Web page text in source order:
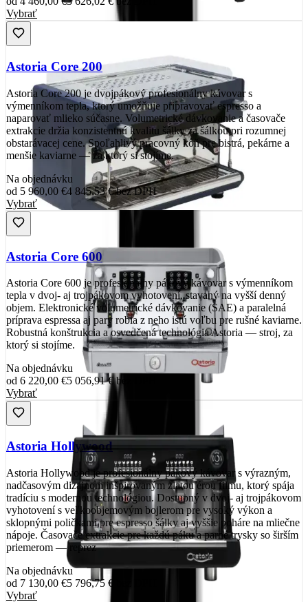
Vybrať
Astoria Core 200
Astoria Core 200 je dvojpákový profesionálny kávovar s
výmenníkom tepla, ktorý umožňuje pripravovať espresso a
naparovať mlieko súčasne. Volumetrické dávkovanie a časovače
extrakcie držia konzistentnú kvalitu šálky za šálkou pri rozumnej
obstarávacej cene. Spoľahlivý pracovný kôň pre bistrá, pekárne a
menšie kaviarne — za ktorý si stojíme.
Na objednávku
od 5 960,00 €4 845,53 €bez DPH
Vybrať
Astoria Core 600
Astoria Core 600 je profesionálny pákový kávovar s výmenníkom
tepla v dvoj- aj trojpákovom vyhotovení, stavaný na vyšší denný
objem. Elektronické volumetrické dávkovanie (SAE) a paralelná
príprava espressa aj pary robia z neho istú voľbu pre rušné kaviarne.
Robustná konštrukcia a osvedčená technológia Astoria — stroj, za
ktorý si stojíme.
Na objednávku
od 6 220,00 €5 056,91 €bez DPH
Vybrať
Astoria Hollywood
Astoria Hollywood je profesionálny pákový kávovar s výrazným,
nadčasovým dizajnom inšpirovaným zlatou érou filmu, ktorý spája
tradíciu s modernou technológiou. Dostupný v dvoj- aj trojpákovom
vyhotovení s veľkoobjemovým bojlerom pre vysoký výkon a
sklopnými poličkami pre espresso šálky aj vyššie poháre na mliečne
nápoje. Časovače extrakcie pre každú páku a parné trysky so širším
priemerom — reprez
Na objednávku
od 7 130,00 €5 796,75 €
Vybrať